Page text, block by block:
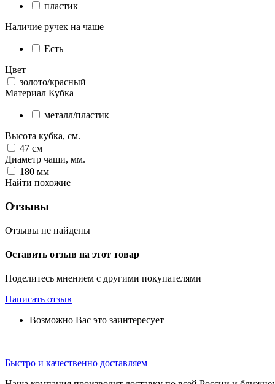
пластик
Наличие ручек на чаше
Есть
Цвет
золото/красный
Материал Кубка
металл/пластик
Высота кубка, см.
47 см
Диаметр чаши, мм.
180 мм
Найти похожие
Отзывы
Отзывы не найдены
Оставить отзыв на этот товар
Поделитесь мнением с другими покупателями
Написать отзыв
Возможно Вас это заинтересует
Быстро и качественно доставляем